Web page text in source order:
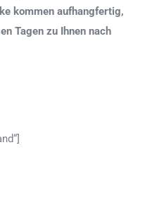
kommen aufhangfertig,
Tagen zu Ihnen nach